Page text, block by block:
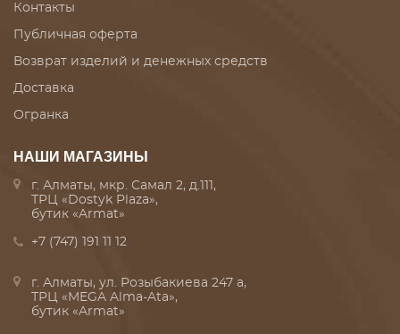
Контакты
Публичная оферта
Возврат изделий и денежных средств
Доставка
Огранка
НАШИ МАГАЗИНЫ
г. Алматы, мкр. Самал 2, д.111,
ТРЦ «Dostyk Plaza»,
бутик «Armat»
+7 (747) 191 11 12
г. Алматы, ул. Розыбакиева 247 а,
ТРЦ «MEGA Alma-Ata»,
бутик «Armat»